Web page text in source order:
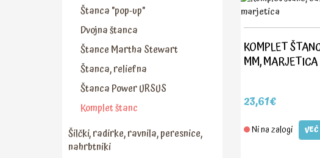
Štanca "pop-up"
Dvojna štanca
Štance Martha Stewart
Štanca, reliefna
Štanca Power URSUS
Komplet štanc
Šilčki, radirke, ravnila, peresnice,
nahrbtniki
KOMPLET
MM, MARJETICA
23,61€
Ni na zalogi VEČ